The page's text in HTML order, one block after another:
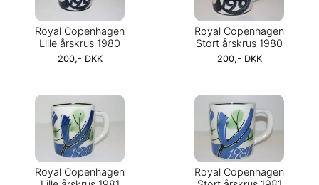
Royal Copenhagen
Lille årskrus 1980
200,- DKK
Royal Copenhagen
Stort årskrus 1980
200,- DKK
Royal Copenhagen
Royal Copenhagen